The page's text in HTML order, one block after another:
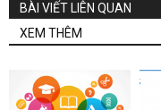
BÀI VIẾT LIÊN QUAN
XEM THÊM